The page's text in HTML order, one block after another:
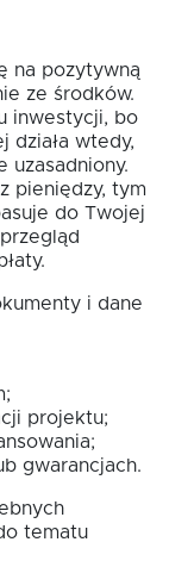
na pozytywną
ze środków.
inwestycji, bo
działa wtedy,
uzasadniony.
pieniędzy, tym
do Twojej
i dane
projektu;
gwarancjach.
tematu